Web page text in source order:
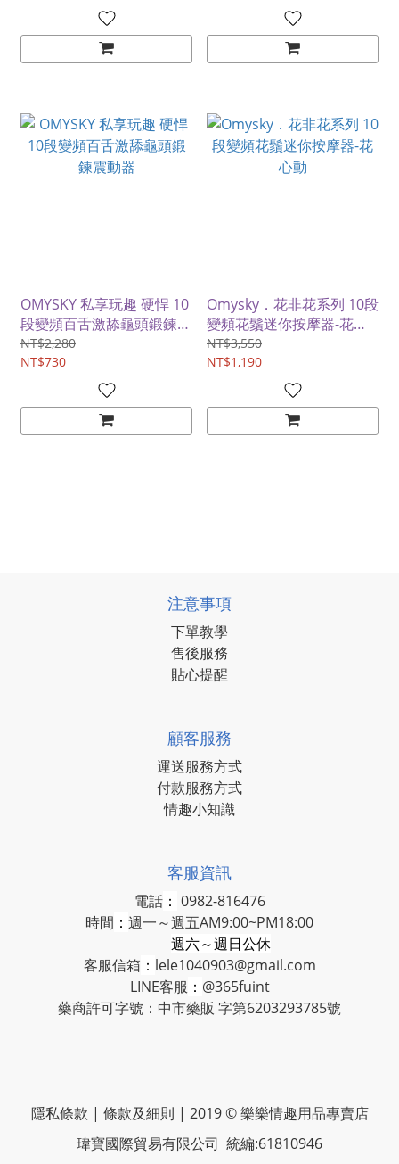
OMYSKY 私享玩趣 硬悍 10
段變頻百舌激舔龜頭鍛鍊震
動器
NT$2,280
NT$730
Omysky．花非花系列 10段
變頻花鬚迷你按摩器-花心
動
NT$3,550
NT$1,190
注意事項
下單教學
售後服務
貼心提醒
顧客服務
運送服務方式
付款服務方式
情趣小知識
客服資訊
電話： 0982-816476
時間 ： 週一～週五AM9:00~PM18:00
週六～週日公休
客服信箱 ： lele1040903@gmail.com
LINE客服 ： @365fuint
藥商許可字號：中市藥販 字第6203293785號
隱私條款 | 條款及細則 | 2019 © 樂樂情趣用品專賣店
瑋寶國際貿易有限公司 統編:61810946